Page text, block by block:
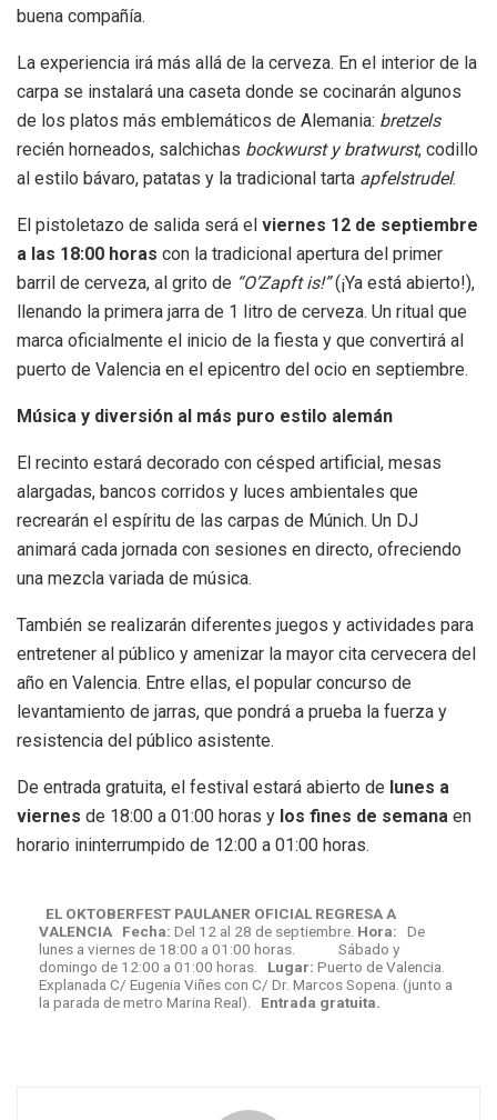
buena compañía.
La experiencia irá más allá de la cerveza. En el interior de la
carpa se instalará una caseta donde se cocinarán algunos
de los platos más emblemáticos de Alemania: bretzels
recién horneados, salchichas bockwurst y bratwurst, codillo
al estilo bávaro, patatas y la tradicional tarta apfelstrudel.
El pistoletazo de salida será el viernes 12 de septiembre
a las 18:00 horas con la tradicional apertura del primer
barril de cerveza, al grito de “O’Zapftis!”(¡Ya está abierto!),
llenando la primera jarra de 1 litro de cerveza. Un ritual que
marca oficialmente el inicio de la fiesta y que convertirá al
puerto de Valencia en el epicentro del ocio en septiembre.
Música y diversión al más puro estilo alemán
El recinto estará decorado con césped artificial, mesas
alargadas, bancos corridos y luces ambientales que
recrearán el espíritu de las carpas de Múnich. Un DJ
animará cada jornada con sesiones en directo, ofreciendo
una mezcla variada de música.
También se realizarán diferentes juegos y actividades para
entretener al público y amenizar la mayor cita cervecera del
año en Valencia. Entre ellas, el popular concurso de
levantamiento de jarras, que pondrá a prueba la fuerza y
resistencia del público asistente.
De entrada gratuita, el festival estará abierto de lunes a
viernes de 18:00 a 01:00 horas y los fines de semana en
horario ininterrumpido de 12:00 a 01:00 horas.
EL OKTOBERFEST PAULANER OFICIAL REGRESA A
VALENCIA
Fecha: Del 12 al 28 de septiembre. Hora: De
lunes a viernes de 18:00 a 01:00 horas. Sábado y
domingo de 12:00 a 01:00 horas. Lugar: Puerto de Valencia.
Explanada C/ Eugenia Viñes con C/ Dr. Marcos Sopena. (junto a
la parada de metro Marina Real). Entrada gratuita.